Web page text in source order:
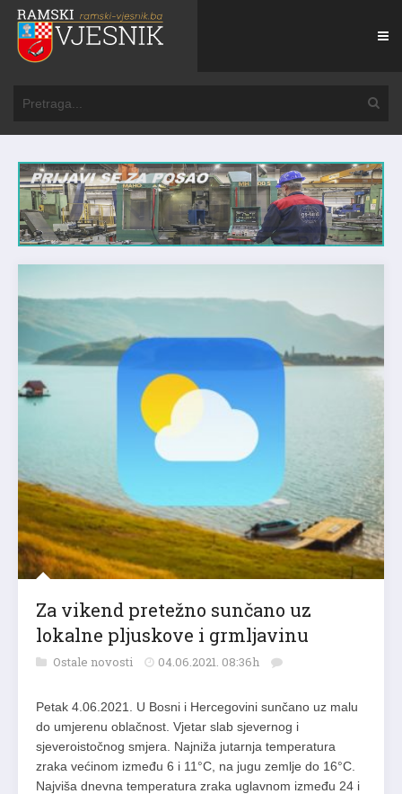
Za vikend pretežno sunčano uz
lokalne pljuskove i grmljavinu
Ostale novosti 04.06.2021. 08:36h
Petak 4.06.2021. U Bosni i Hercegovini sunčano uz malu
do umjerenu oblačnost. Vjetar slab sjevernog i
sjeveroistočnog smjera. Najniža jutarnja temperatura
zraka većinom između 6 i 11°C, na jugu zemlje do 16°C.
Najviša dnevna temperatura zraka uglavnom između 24 i